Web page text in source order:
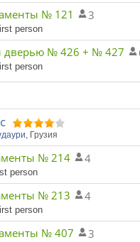
№ 121 3
person
дверью № 426 + № 427
person
, Грузия
№ 214 4
person
№ 213 4
person
№ 407 3